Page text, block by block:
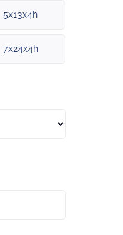
5x13x4h
7x24x4h